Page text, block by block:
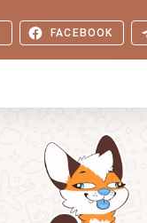
FACEBOOK